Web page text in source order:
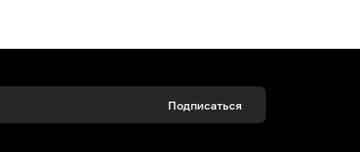
Подписаться